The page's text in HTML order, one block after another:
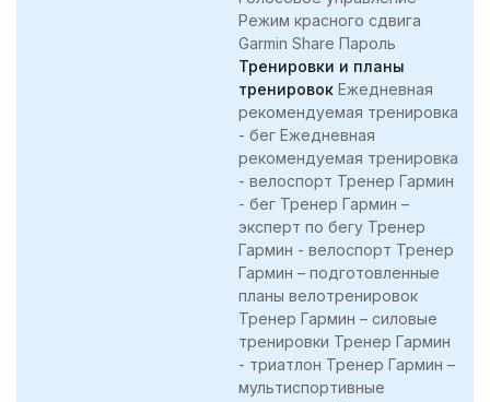
Режим красного сдвига
Garmin Share Пароль
Тренировки и планы
тренировок Ежедневная
рекомендуемая тренировка
- бег Ежедневная
рекомендуемая тренировка
- велоспорт Тренер Гармин
- бег Тренер Гармин –
эксперт по бегу Тренер
Гармин - велоспорт Тренер
Гармин – подготовленные
планы велотренировок
Тренер Гармин – силовые
тренировки Тренер Гармин
- триатлон Тренер Гармин –
мультиспортивные